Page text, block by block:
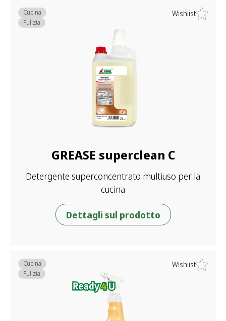
Wishlist
GREASE superclean C
Detergente superconcentrato multiuso per la
cucina
Cucina
Pulizia
Dettagli sul prodotto
Wishlist
Cucina
Pulizia